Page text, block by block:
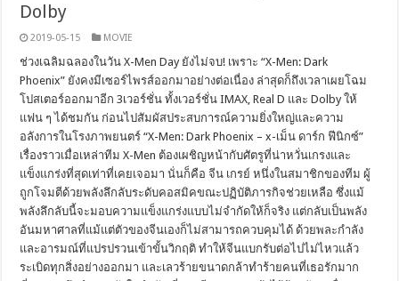
Dolby
2019-05-15 MOVIE
ช่วงเฉลิมฉลองในวัน X-Men Day ยังไม่จบ! เพราะ “X-Men: Dark
Phoenix” ยังคงมีเซอร์ไพรส์ออกมาอย่างต่อเนื่อง ล่าสุดก็ถึงเวลาเผยโฉม
โปสเตอร์ออกมาอีก 3เวอร์ชั่น ทั้งเวอร์ชั่น IMAX, Real D และ Dolby ให้
แฟน ๆ ได้ชมกัน ก่อนไปสัมผัสประสบการณ์ความยิ่งใหญ่และความ
อลังการในโรงภาพยนตร์ “X-Men: Dark Phoenix – x-เม็น ดาร์ก ฟีนิกซ์”
เรื่องราวเมื่อเหล่าทีม X-Men ต้องเผชิญหน้ากับศัตรูที่น่าหวั่นเกรงและ
แข็งแกร่งที่สุดเท่าที่เคยเจอมา นั่นก็คือ จีน เกรย์ หนึ่งในสมาชิกของทีม ผู้
ถูกโจมตีด้วยพลังลึกลับระดับคอสมิคขณะปฏิบัติภารกิจช่วยเหลือ ซึ่งแม้
พลังลึกลับนี้จะมอบความแข็งแกร่งแบบไม่จำกัดให้ก็จริง แต่กลับเป็นพลัง
อันมหาศาลที่แม้แต่ตัวของจีนเองก็ไม่สามารถควบคุมได้ ด้วยพละกำลัง
และอารมณ์ที่แปรปรวนเข้าขั้นวิกฤติ ทำให้จีนแบกรับต่อไปไม่ไหวแล้ว
ระเบิดทุกสิ่งอย่างออกมา และเลวร้ายขนาดกล้าทำร้ายคนที่เธอรักมาก